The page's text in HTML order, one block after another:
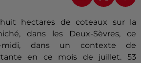
hectares de coteaux sur la
dans les Deux-Sèvres, ce
midi, dans un contexte de
en ce mois de juillet. 53